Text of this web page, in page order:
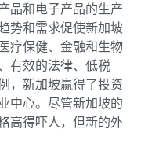
品和电子产品的生产
势和需求促使新加坡
疗保健、金融和生物
有效的法律、低税
，新加坡赢得了投资
中心。尽管新加坡的
高得吓人，但新的外